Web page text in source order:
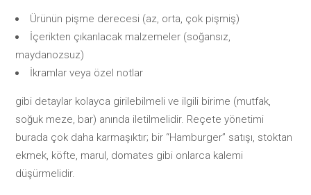
Ürünün pişme derecesi (az, orta, çok pişmiş)
İçerikten çıkarılacak malzemeler (soğansız,
maydanozsuz)
İkramlar veya özel notlar
gibi detaylar kolayca girilebilmeli ve ilgili birime (mutfak,
soğuk meze, bar) anında iletilmelidir. Reçete yönetimi
burada çok daha karmaşıktır; bir “Hamburger” satışı, stoktan
ekmek, köfte, marul, domates gibi onlarca kalemi
düşürmelidir.